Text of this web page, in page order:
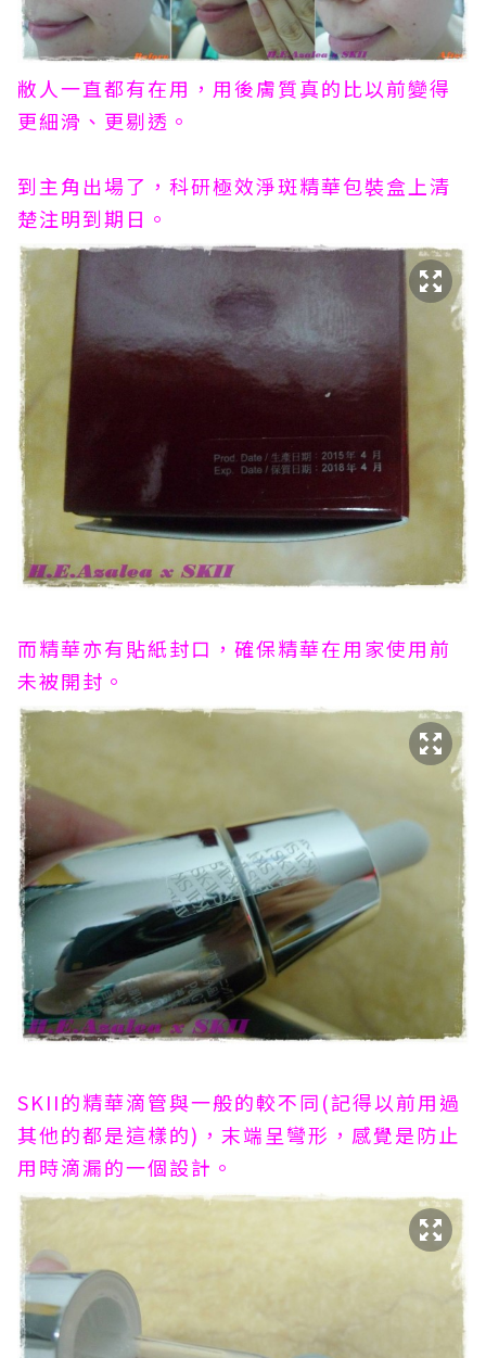
敝人一直都有在用，用後膚質真的比以前變得
更細滑、更剔透。
到主角出場了，科研極效淨斑精華包裝盒上清
楚注明到期日。
而精華亦有貼紙封口，確保精華在用家使用前
未被開封。
SKII的精華滴管與一般的較不同(記得以前用過
其他的都是這樣的)，末端呈彎形，感覺是防止
用時滴漏的一個設計。